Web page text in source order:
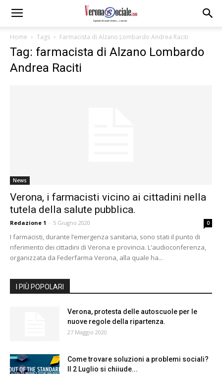
Home Tags Farmacista di Alzano Lombardo Andrea Raciti
Tag: farmacista di Alzano Lombardo
Andrea Raciti
News
Verona, i farmacisti vicino ai cittadini nella
tutela della salute pubblica.
Redazione 1 - 5 Giugno 2020 0
I farmacisti, durante l’emergenza sanitaria, sono stati il punto di
riferimento dei cittadini di Verona e provincia. L'audioconferenza,
organizzata da Federfarma Verona, alla quale ha...
I PIÙ POPOLARI
Verona, protesta delle autoscuole per le
nuove regole della ripartenza.
27 Maggio 2020
Come trovare soluzioni a problemi sociali?
Il 2 Luglio si chiiude...